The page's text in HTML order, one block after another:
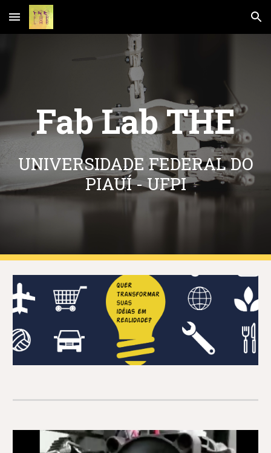
Skip to main content Skip to navigation
Fab Lab THE
UNIVERSIDADE FEDERAL DO
PIAUÍ - UFPI